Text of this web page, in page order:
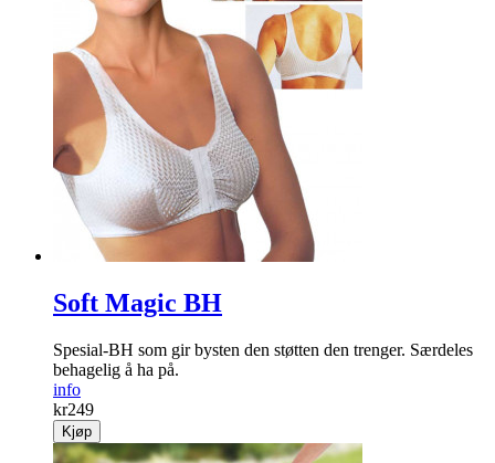
Soft Magic BH
Spesial-BH som gir bysten den støtten den trenger. Særdeles
behagelig å ha på.
info
kr249
Kjøp